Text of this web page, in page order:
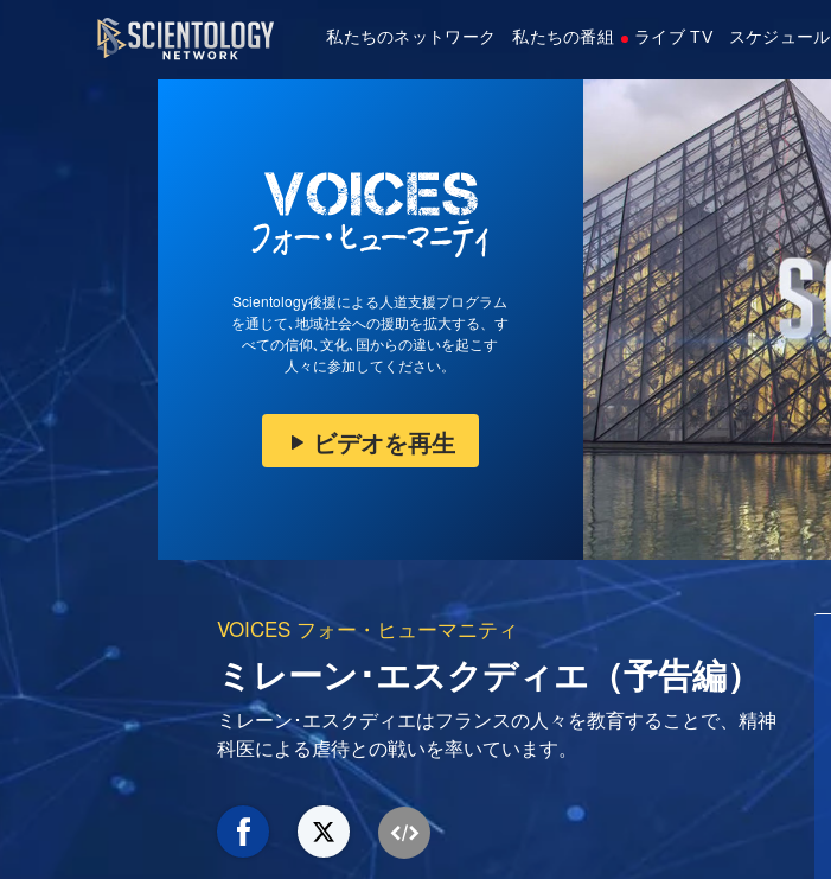
私たちのネットワーク 私たちの番組 ライブ TV スケジュール
Scientology後援による人道支援プログラム
を通じて､地域社会への援助を拡大する、す
べての信仰､文化､国からの違いを起こす
人々に参加してください。
ビデオを再生
VOICES フォー・ヒューマニティ
ミレーン･エスクディエ（予告編）
ミレーン･エスクディエはフランスの人々を教育することで、精神
科医による虐待との戦いを率いています。